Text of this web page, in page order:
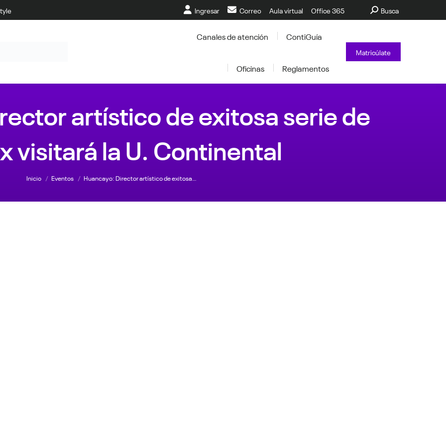
Ingresar Correo Aula virtual Office 365 Buscar:
Busca
Canales de atención ContiGuía
Oficinas Reglamentos
Matricúlate
artístico de exitosa serie de
visitará la U. Continental
Inicio Eventos Huancayo: Director artístico de exitosa…